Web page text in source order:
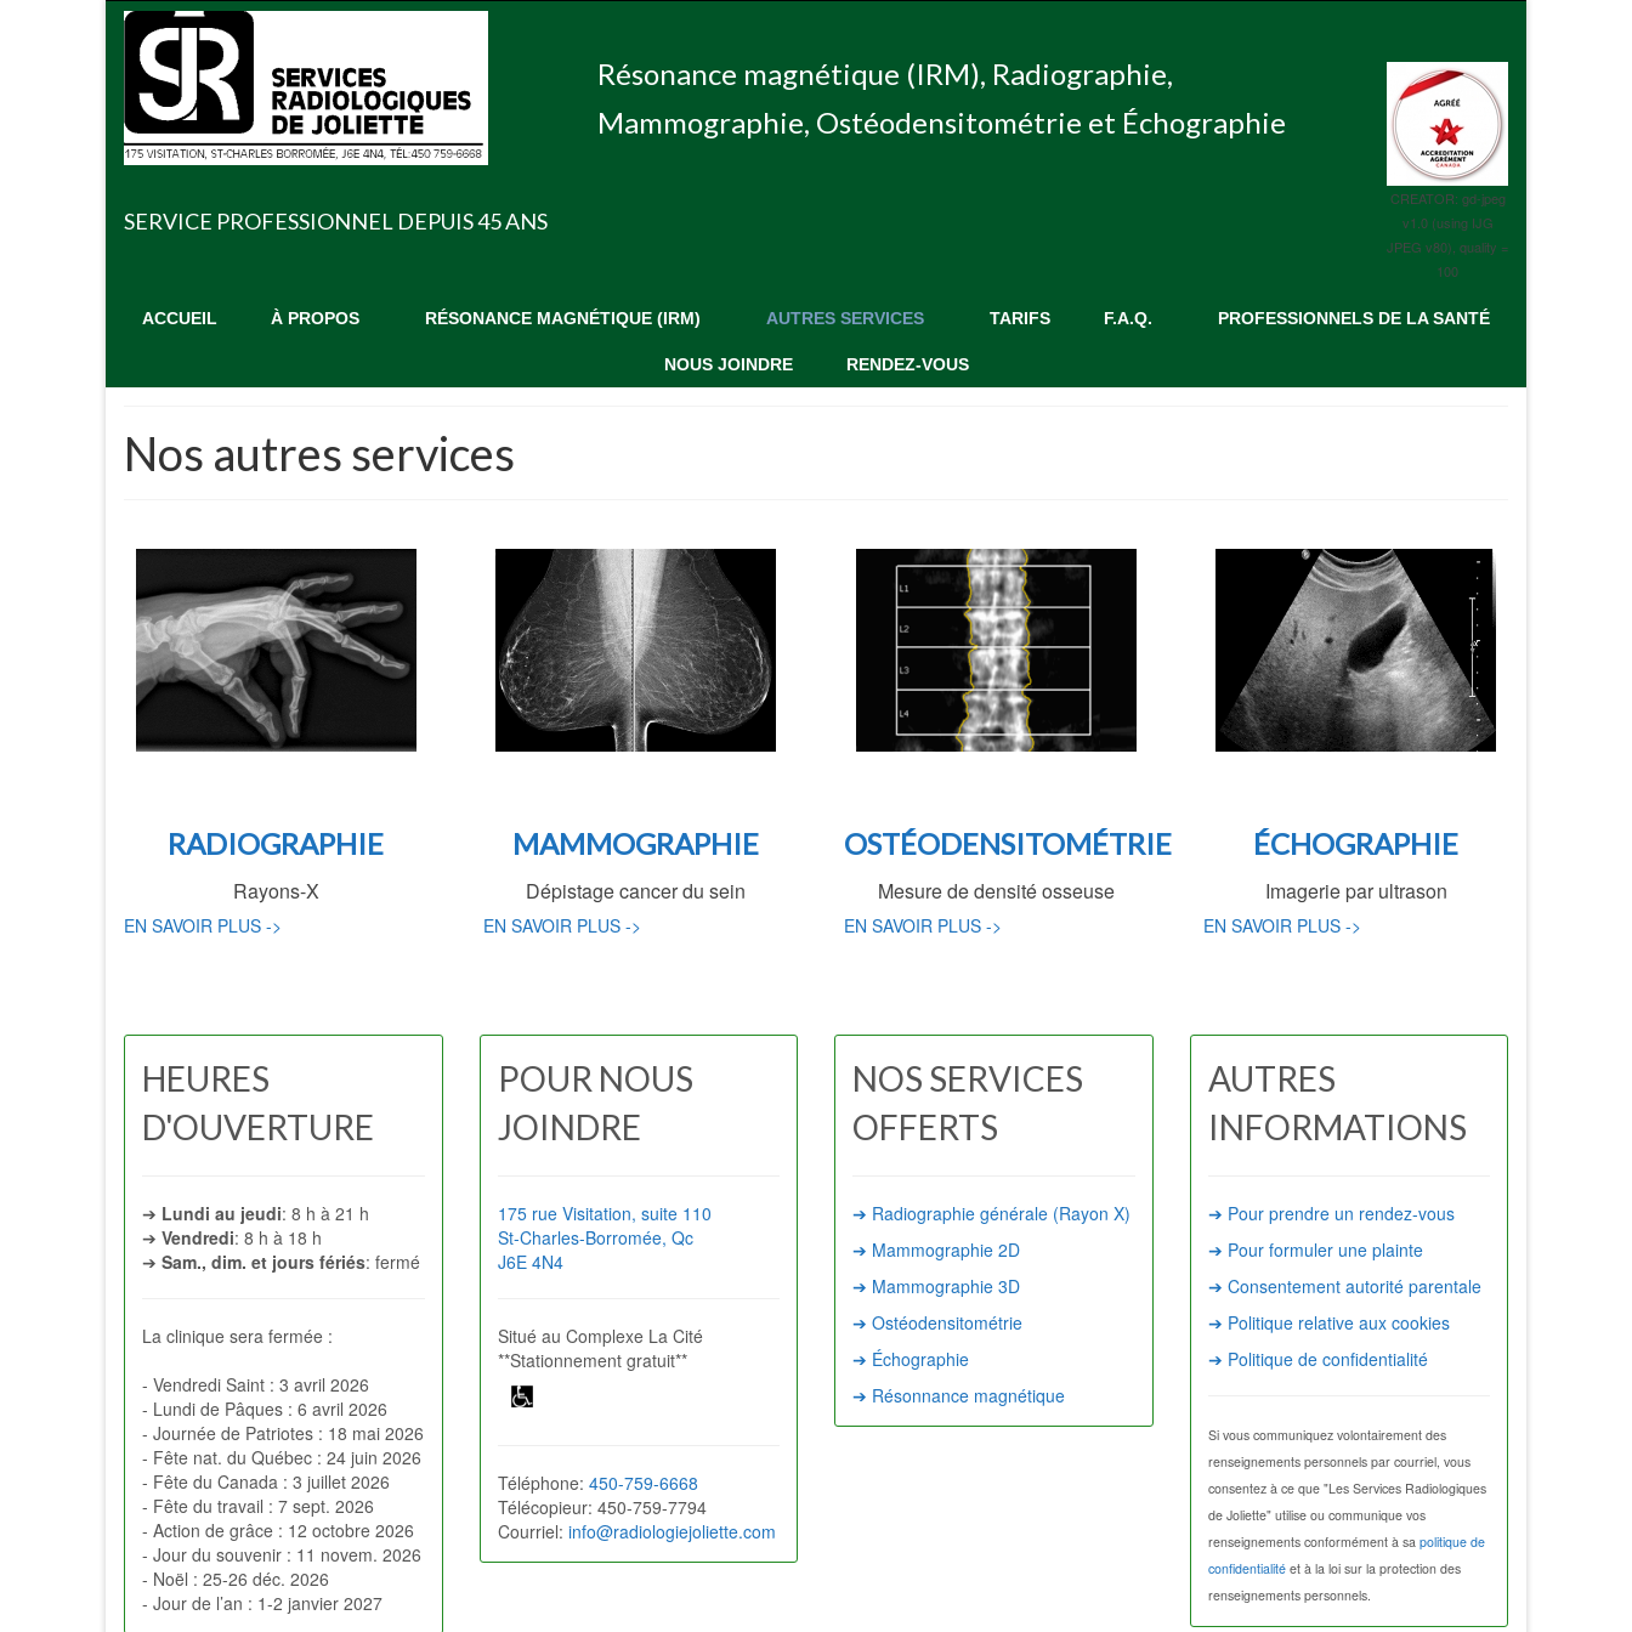
SERVICE PROFESSIONNEL DEPUIS 45 ANS
CREATOR: gd-jpeg
v1.0 (using IJG
JPEG v80), quality =
100
Résonance magnétique (IRM), Radiographie,
Mammographie, Ostéodensitométrie et Échographie
ACCUEIL À PROPOS RÉSONANCE MAGNÉTIQUE (IRM) AUTRES SERVICES TARIFS F.A.Q. PROFESSIONNELS DE LA SANTÉ
NOUS JOINDRE RENDEZ-VOUS
Nos autres services
RADIOGRAPHIE
Rayons-X
EN SAVOIR PLUS ->
MAMMOGRAPHIE
Dépistage cancer du sein
EN SAVOIR PLUS ->
OSTÉODENSITOMÉTRIE
Mesure de densité osseuse
EN SAVOIR PLUS ->
ÉCHOGRAPHIE
Imagerie par ultrason
EN SAVOIR PLUS ->
HEURES
D'OUVERTURE
➔ Lundi au jeudi: 8 h à 21 h
➔ Vendredi: 8 h à 18 h
➔ Sam., dim. et jours fériés: fermé
La clinique sera fermée :
- Vendredi Saint : 3 avril 2026
- Lundi de Pâques : 6 avril 2026
- Journée de Patriotes : 18 mai 2026
- Fête nat. du Québec : 24 juin 2026
- Fête du Canada : 3 juillet 2026
- Fête du travail : 7 sept. 2026
- Action de grâce : 12 octobre 2026
- Jour du souvenir : 11 novem. 2026
- Noël : 25-26 déc. 2026
- Jour de l’an : 1-2 janvier 2027
POUR NOUS
JOINDRE
175 rue Visitation, suite 110
St-Charles-Borromée, Qc
J6E 4N4
Situé au Complexe La Cité
**Stationnement gratuit**
Téléphone: 450-759-6668
Télécopieur: 450-759-7794
Courriel: info@radiologiejoliette.com
NOS SERVICES
OFFERTS
➔ Radiographie générale (Rayon X)
➔ Mammographie 2D
➔ Mammographie 3D
➔ Ostéodensitométrie
➔ Échographie
➔ Résonnance magnétique
AUTRES
INFORMATIONS
➔ Pour prendre un rendez-vous
➔ Pour formuler une plainte
➔ Consentement autorité parentale
➔ Politique relative aux cookies
➔ Politique de confidentialité
Si vous communiquez volontairement des
renseignements personnels par courriel, vous
consentez à ce que "Les Services Radiologiques
de Joliette" utilise ou communique vos
renseignements conformément à sa politique de
confidentialitéet à la loi sur la protection des
renseignements personnels.